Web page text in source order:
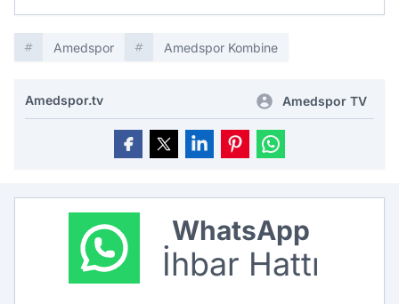
Amedspor Amedspor Kombine
Amedspor.tv Amedspor TV
WhatsApp
İhbar Hattı